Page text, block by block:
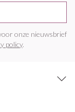
onze nieuwsbrief
policy.